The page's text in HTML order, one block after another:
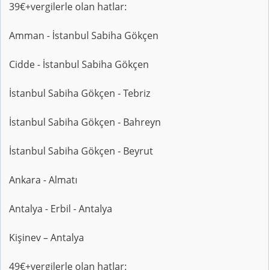
39€+vergilerle olan hatlar:
Amman - İstanbul Sabiha Gökçen
Cidde - İstanbul Sabiha Gökçen
İstanbul Sabiha Gökçen - Tebriz
İstanbul Sabiha Gökçen - Bahreyn
İstanbul Sabiha Gökçen - Beyrut
Ankara - Almatı
Antalya - Erbil - Antalya
Kişinev – Antalya
49€+vergilerle olan hatlar: